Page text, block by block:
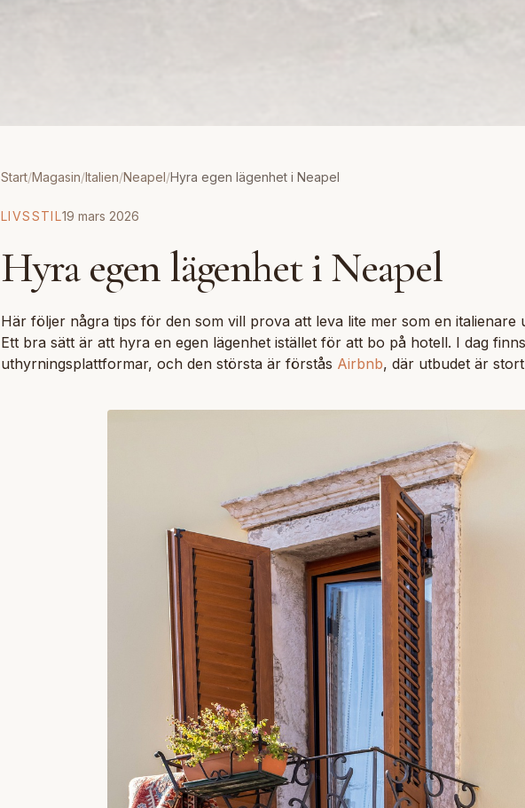
Start/Magasin/Italien/Neapel/Hyra egen lägenhet i Neapel
LIVSSTIL19 mars 2026
Hyra egen lägenhet i Neapel
Här följer några tips för den som vill prova att leva lite mer som en italienare
Ett bra sätt är att hyra en egen lägenhet istället för att bo på hotell. I dag
uthyrningsplattformar, och den största är förstås Airbnb, där utbudet är